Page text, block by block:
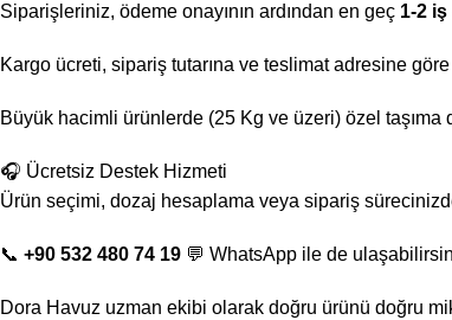
Siparişleriniz, ödeme onayının ardından en geç 1-2
Kargo ücreti, sipariş tutarına ve teslimat adresine
Büyük hacimli ürünlerde (25 Kg ve üzeri) özel
🎧 Ücretsiz Destek Hizmeti
Ürün seçimi, dozaj hesaplama veya sipariş
📞 +90 532 480 74 19 💬 WhatsApp ile de
Dora Havuz uzman ekibi olarak doğru ürünü doğru